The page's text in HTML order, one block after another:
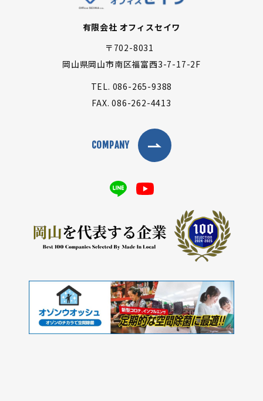
有限会社 オフィスセイワ
〒702-8031
岡山県岡山市南区福富西3-7-17-2F
TEL. 086-265-9388
FAX.086-262-4413
COMPANY